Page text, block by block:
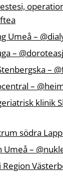
Umeå –
–
–
–
klinik
södra
–